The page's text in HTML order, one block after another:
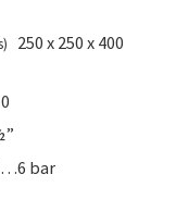
250 x 250 x 400
bar